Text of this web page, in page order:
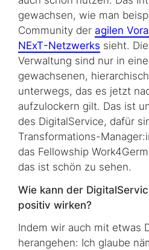
ge­wach­sen, wie man
Community der agilen
NExT-Netzwerks sieht.
Ver­wal­tung sind nur in
gewachsenen,
unterwegs, das es jetzt
aufzulockern gilt. Das ist
des DigitalService, dafür
Transformations-
das Fellowship
das ist schön zu sehen.
Wie kann der
positiv wirken?
Indem wir auch mit etwas
herangehen: Ich glaube